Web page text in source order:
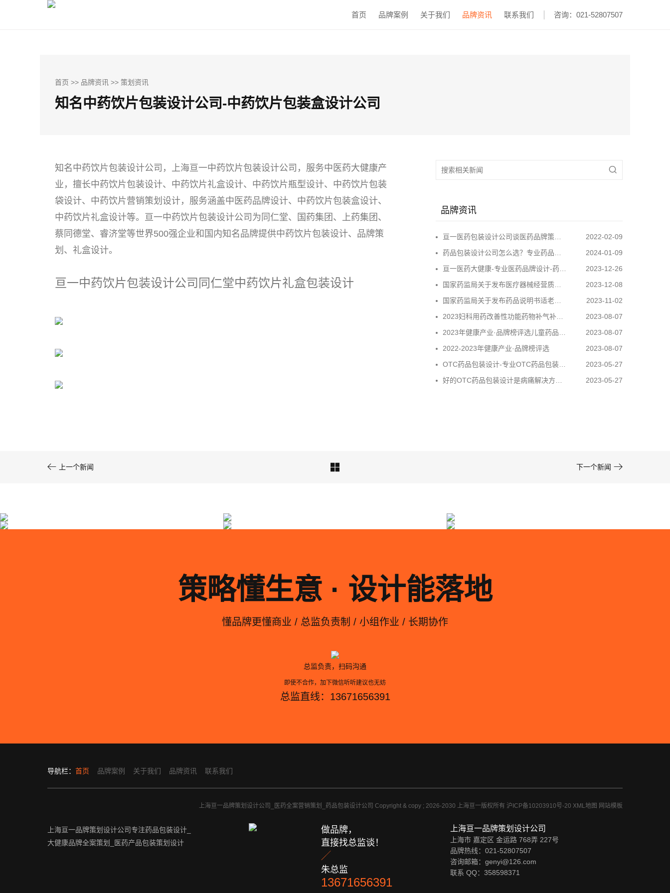
咨询：021-52807507
首页 品牌案例 关于我们 品牌资讯 联系我们
首页 >> 品牌资讯 >> 策划资讯
知名中药饮片包装设计公司-中药饮片包装盒设计公司
知名中药饮片包装设计公司，上海亘一中药饮片包装设计公司，服务中医药大健康产
业，擅长中药饮片包装设计、中药饮片礼盒设计、 中药饮片瓶型设计、中药饮片包装
袋设计、中药饮片营销策划设计，服务涵盖中医药品牌设计、中药饮片包装盒设计、
中药饮片礼盒设计等。亘一中药饮片包装设计公司为同仁堂、国药集团、上药集团、
蔡同德堂、睿济堂等世界500强企业和国内知名品牌提供中药饮片包装设计、品牌策
划、礼盒设计。
亘一中药饮片包装设计公司同仁堂中药饮片礼盒包装设计

品牌资讯
2022-02-09
亘一医药包装设计公司谈医药品牌策划设计
2024-01-09
药品包装设计公司怎么选？专业药品包装设计公司选亘一
2023-12-26
亘一医药大健康-专业医药品牌设计-药品包装设计-医药包装设计公司关注《保健食品标志规范标注指南》
2023-12-08
国家药监局关于发布医疗器械经营质量管理规范的公告（2023年第153号）
2023-11-02
国家药监局关于发布药品说明书适老化及无障碍改革试点工作方案的公告
2023-08-07
2023妇科用药改善性功能药物补气补血药补肾壮阳药滋阴助阳药口服避孕用药入选品牌名单
2023-08-07
2023年健康产业·品牌榜评选儿童药品品牌
2023-08-07
2022-2023年健康产业·品牌榜评选
2023-05-27
​OTC药品包装设计-专业OTC药品包装设计公司-亘一OTC药品包装设计公司观点
2023-05-27
好的OTC药品包装设计是病痛解决方案的呈现载体
 上一个新闻  下一个新闻 
亘一专业药品包装设计公司为复旦张江生物医··· 亘一专业药品包装设计公司为上海医药集团信··· 亘一上海专业药品包装设计公司服务经营健康···
策略懂生意 · 设计能落地
懂品牌更懂商业 / 总监负责制 / 小组作业 / 长期协作
总监负责，扫码沟通
即使不合作，加下微信听听建议也无妨
总监直线：13671656391
导航栏： 首页 品牌案例 关于我们 品牌资讯 联系我们
上海亘一品牌策划设计公司_医药全案营销策划_药品包装设计公司 Copyright & copy ; 2026-2030 上海亘一版权所有 沪ICP备10203910号-20 XML地图 网站模板
上海亘一品牌策划设计公司专注药品包装设计_
大健康品牌全案策划_医药产品包装策划设计
做品牌，
直接找总监谈！

朱总监
13671656391
上海亘一品牌策划设计公司
上海市 嘉定区 金运路 768弄 227号
品牌热线：021-52807507
咨询邮箱：genyi@126.com
联系 QQ： 358598371